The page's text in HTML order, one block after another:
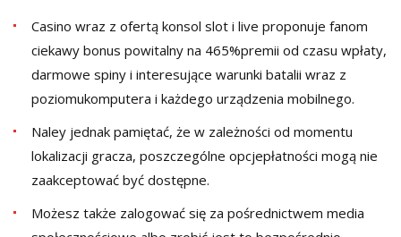
Casino wraz z ofertą konsol slot i live proponuje fanom
ciekawy bonus powitalny na 465%premii od czasu wpłaty,
darmowe spiny i interesujące warunki batalii wraz z
poziomukomputera i każdego urządzenia mobilnego.
Naley jednak pamiętać, że w zależności od momentu
lokalizacji gracza, poszczególne opcjepłatności mogą nie
zaakceptować być dostępne.
Możesz także zalogować się za pośrednictwem media